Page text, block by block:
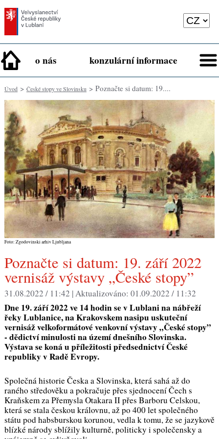
o nás konzulární informace
Úvod> České stopy ve Slovinsku> Poznačte si datum: 19....
Foto: Zgodovinski arhiv Ljubljana
Poznačte si datum: 19. září 2022
vernisáž výstavy „České stopy”
31.08.2022 / 11:42 |Aktualizováno: 01.09.2022 / 11:32
Dne 19. září 2022 ve 14 hodin se v Lublani na nábřeží
řeky Lublanice, na Krakovskem nasipu uskuteční
vernisáž velkoformátové venkovní výstavy „České stopy”
- dědictví minulosti na území dnešního Slovinska.
Výstava se koná u příležitosti předsednictví České
republiky v Radě Evropy.
Společná historie Česka a Slovinska, která sahá až do
raného středověku a pokračuje přes sjednocení Čech s
Kraňskem za Přemysla Otakara II přes Barboru Celskou,
která se stala českou královnu, až po 400 let společného
státu pod habsburskou korunou, vedla k tomu, že se jazykově
blízké národy sblížily kulturně, politicky i společensky a